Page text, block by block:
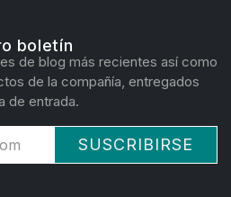
boletín
de blog más recientes así como
de la compañía, entregados
de entrada.
SUSCRIBIRSE